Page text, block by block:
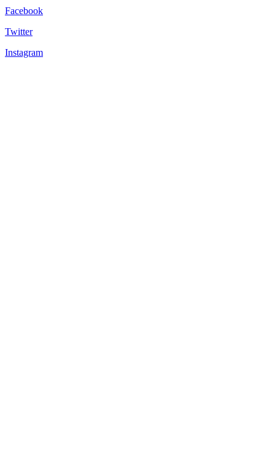
Facebook
Twitter
Instagram